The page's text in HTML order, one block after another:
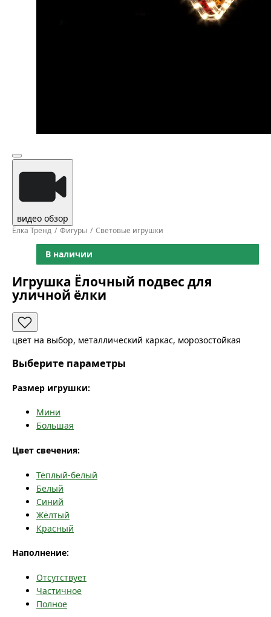
видео обзор
Ёлка Тренд Фигуры Световые игрушки
В наличии
Игрушка Ёлочный подвес для
уличной ёлки
цвет на выбор, металлический каркас, морозостойкая
Выберите параметры
Размер игрушки:
Мини
Большая
Цвет свечения:
Тёплый-белый
Белый
Синий
Жёлтый
Красный
Наполнение:
Отсутствует
Частичное
Полное